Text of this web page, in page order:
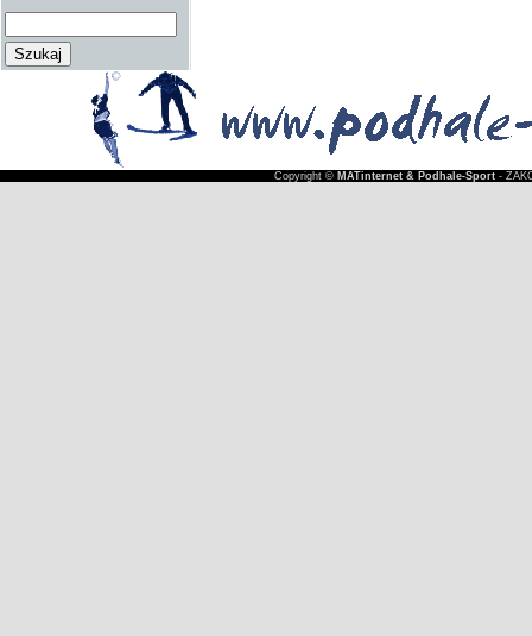
Copyright © MATinternet & Podhale-Sport-